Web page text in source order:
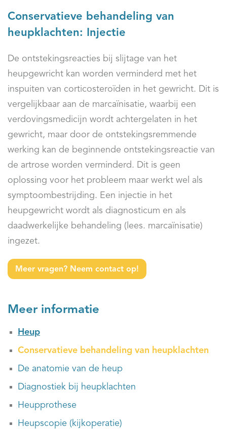
Meer informatie
Heup
Conservatieve behandeling van heupklachten
De anatomie van de heup
Diagnostiek bij heupklachten
Heupprothese
Heupscopie (kijkoperatie)
Conservatieve behandeling van
heupklachten: Injectie
De ontstekingsreacties bij slijtage van het
heupgewricht kan worden verminderd met het
inspuiten van corticosteroïden in het gewricht. Dit is
vergelijkbaar aan de marcaïnisatie, waarbij een
verdovingsmedicijn wordt achtergelaten in het
gewricht, maar door de ontstekingsremmende
werking kan de beginnende ontstekingsreactie van
de artrose worden verminderd. Dit is geen
oplossing voor het probleem maar werkt wel als
symptoombestrijding. Een injectie in het
heupgewricht wordt als diagnosticum en als
daadwerkelijke behandeling (lees. marcaïnisatie)
ingezet.
Meer vragen? Neem contact op!